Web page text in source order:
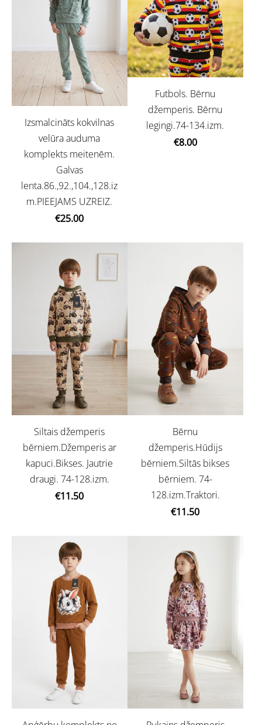
Izsmalcināts kokvilnas
velūra auduma
komplekts meitenēm.
Galvas
lenta.86.,92.,104.,128.iz
m.PIEEJAMS UZREIZ.
€25.00
Futbols. Bērnu
džemperis. Bērnu
legingi.74-134.izm.
€8.00
Siltais džemperis
bērniem.Džemperis ar
kapuci.Bikses. Jautrie
draugi. 74-128.izm.
€11.50
Bērnu
džemperis.Hūdijs
bērniem.Siltās bikses
bērniem. 74-
128.izm.Traktori.
€11.50